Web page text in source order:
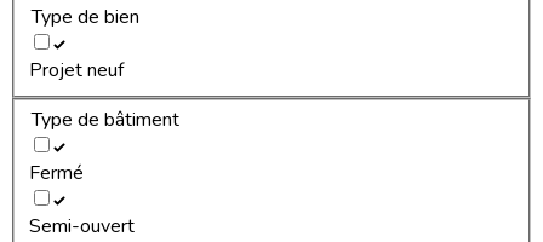
Type de bien
Projet neuf
Type de bâtiment
Fermé
Semi-ouvert